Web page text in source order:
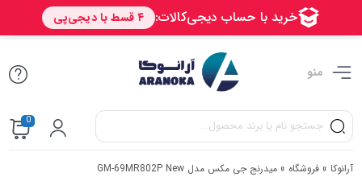
منو
0
آرانوکا »فروشگاه »میدرنج جی مکس مدل GM-69MR802P New